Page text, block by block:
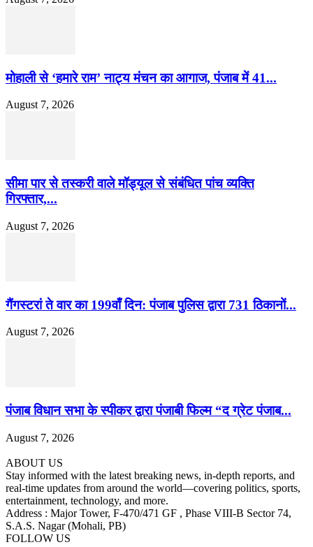
मोहाली से ‘हमारे राम’ नाट्य मंचन का आगाज, पंजाब में 41...
August 7, 2026
सीमा पार से तस्करी वाले मॉड्यूल से संबंधित पांच व्यक्ति
गिरफ्तार,...
August 7, 2026
गैंगस्टरां ते वार का 199वाँ दिन: पंजाब पुलिस द्वारा 731 ठिकानों...
August 7, 2026
पंजाब विधान सभा के स्पीकर द्वारा पंजाबी फिल्म “द ग्रेट पंजाब...
August 7, 2026
ABOUT US
Stay informed with the latest breaking news, in-depth reports, and
real-time updates from around the world—covering politics, sports,
entertainment, technology, and more.
Address : Major Tower, F-470/471 GF , Phase VIII-B Sector 74,
S.A.S. Nagar (Mohali, PB)
FOLLOW US